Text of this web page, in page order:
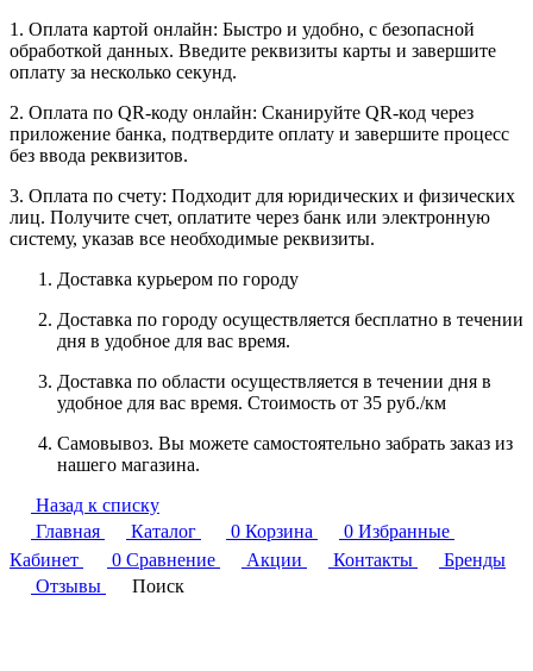
1. Оплата картой онлайн: Быстро и удобно, с безопасной
обработкой данных. Введите реквизиты карты и завершите
оплату за несколько секунд.
2. Оплата по QR-коду онлайн: Сканируйте QR-код через
приложение банка, подтвердите оплату и завершите процесс
без ввода реквизитов.
3. Оплата по счету: Подходит для юридических и физических
лиц. Получите счет, оплатите через банк или электронную
систему, указав все необходимые реквизиты.
Доставка курьером по городу
Доставка по городу осуществляется бесплатно в течении
дня в удобное для вас время.
Доставка по области осуществляется в течении дня в
удобное для вас время. Стоимость от 35 руб./км
Самовывоз. Вы можете самостоятельно забрать заказ из
нашего магазина.
Назад к списку
Главная
Каталог 0 Корзина 0 Избранные
Кабинет
0 Сравнение Акции Контакты
Бренды
Отзывы
Поиск